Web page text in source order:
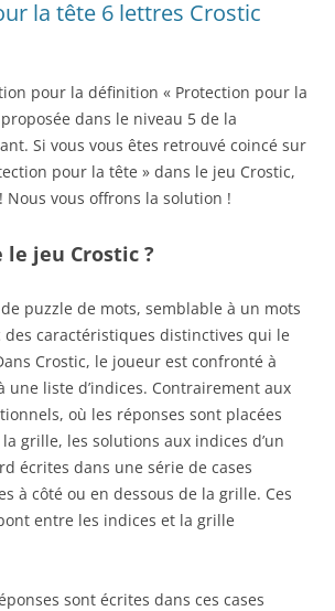
la tête 6 lettres Crostic
pour la définition « Protection pour la
dans le niveau 5 de la
Si vous vous êtes retrouvé coincé sur
pour la tête » dans le jeu Crostic,
Nous vous offrons la solution !
le jeu Crostic ?
puzzle de mots, semblable à un mots
des caractéristiques distinctives qui le
Crostic, le joueur est confronté à
une liste d’indices. Contrairement aux
où les réponses sont placées
grille, les solutions aux indices d’un
écrites dans une série de cases
à côté ou en dessous de la grille. Ces
entre les indices et la grille
sont écrites dans ces cases